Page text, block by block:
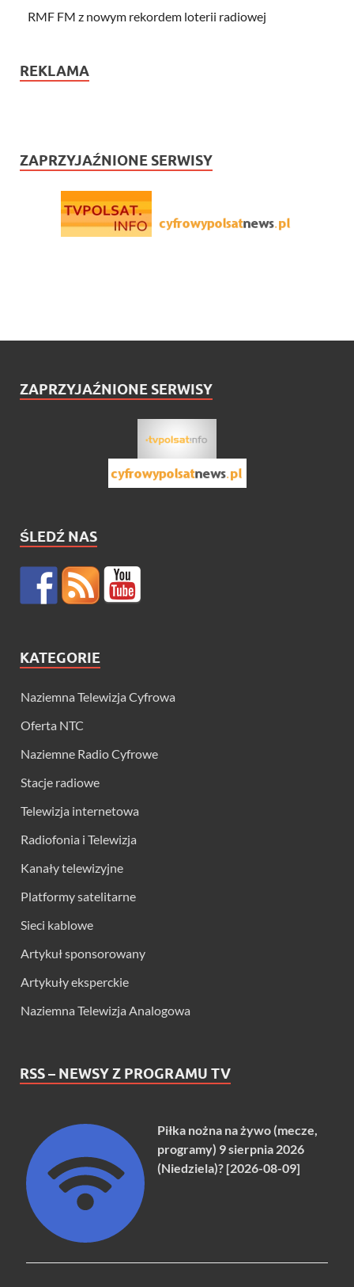
RMF FM z nowym rekordem loterii radiowej
REKLAMA
ZAPRZYJAŹNIONE SERWISY
ZAPRZYJAŹNIONE SERWISY
ŚLEDŹ NAS
KATEGORIE
Naziemna Telewizja Cyfrowa
Oferta NTC
Naziemne Radio Cyfrowe
Stacje radiowe
Telewizja internetowa
Radiofonia i Telewizja
Kanały telewizyjne
Platformy satelitarne
Sieci kablowe
Artykuł sponsorowany
Artykuły eksperckie
Naziemna Telewizja Analogowa
RSS – NEWSY Z PROGRAMU TV
Piłka nożna na żywo (mecze,
programy) 9 sierpnia 2026
(Niedziela)? [2026-08-09]